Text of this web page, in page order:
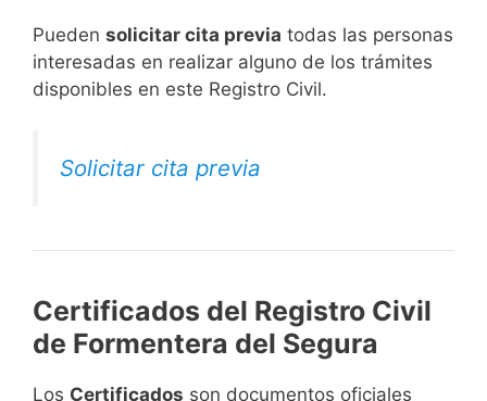
​Pueden solicitar cita previa todas las personas
interesadas en realizar alguno de los trámites
disponibles en este Registro Civil.​
Solicitar cita previa
Certificados del Registro Civil
de Formentera del Segura
Los Certificados son documentos oficiales